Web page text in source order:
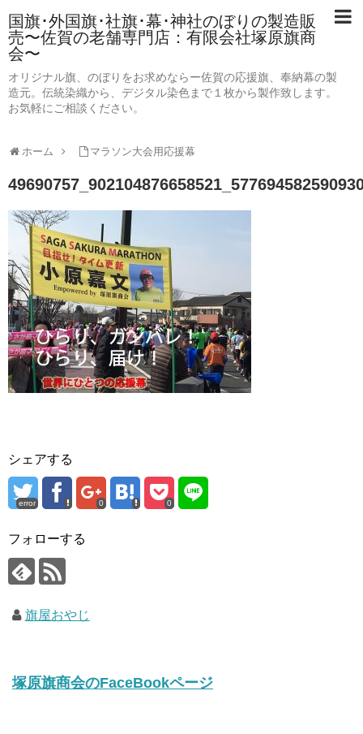
国旗･外国旗･社旗･幕･神社のぼりの製造販
売〜佐賀の老舗専門店：有限会社塚原旗商
会〜
オリジナル旗、のぼりをお求めならー佐賀の応援旗、奉納幕の製
造元。伝統染織から、デジタル染色まで１枚から製作致します。
お気軽にご相談ください。
ホーム マラソン大会用応援幕
シェアする
error 0 0
フォローする
旗屋おやじ
塚原旗商会のFaceBookページ